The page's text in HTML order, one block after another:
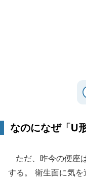
なのになぜ「U
ただ、昨今の便座
する。 衛生面に気を